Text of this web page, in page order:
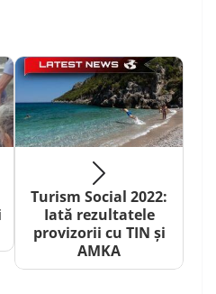
Turism Social 2022:
Iată rezultatele
provizorii cu TIN și
AMKA